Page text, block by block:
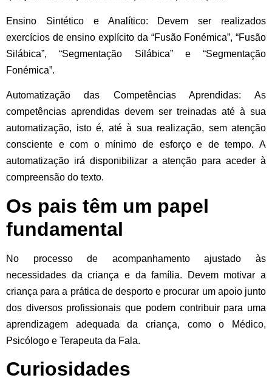
Ensino Sintético e Analítico: Devem ser realizados
exercícios de ensino explícito da “Fusão Fonémica”, “Fusão
Silábica”, “Segmentação Silábica” e “Segmentação
Fonémica”.
Automatização das Competências Aprendidas: As
competências aprendidas devem ser treinadas até à sua
automatização, isto é, até à sua realização, sem atenção
consciente e com o mínimo de esforço e de tempo. A
automatização irá disponibilizar a atenção para aceder à
compreensão do texto.
Os pais têm um papel
fundamental
No processo de acompanhamento ajustado às
necessidades da criança e da família. Devem motivar a
criança para a prática de desporto e procurar um apoio junto
dos diversos profissionais que podem contribuir para uma
aprendizagem adequada da criança, como o Médico,
Psicólogo e Terapeuta da Fala.
Curiosidades